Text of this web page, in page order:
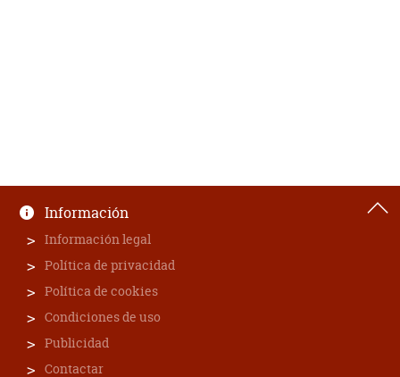
Información
Información legal
Política de privacidad
Política de cookies
Condiciones de uso
Publicidad
Contactar